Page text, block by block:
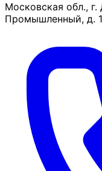
Московская обл.,
Промышленный, д.